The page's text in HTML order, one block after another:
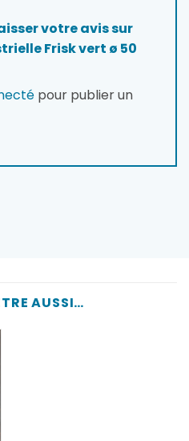
votre avis sur
Frisk vert ø 50
pour publier un
AUSSI…